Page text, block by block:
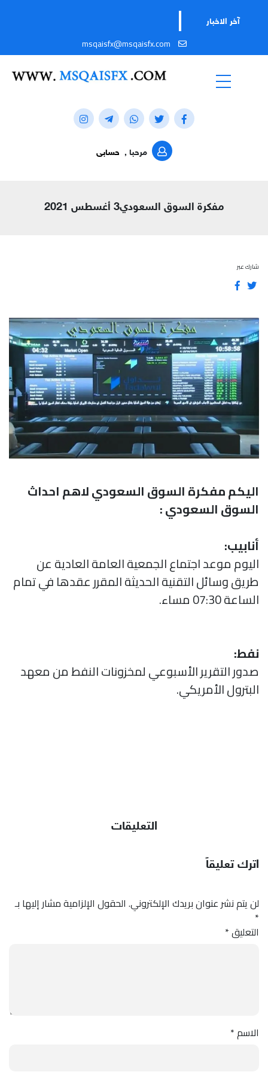
آخر الاخبار
msqaisfx@msqaisfx.com
مرحبا , حسابى
مفكرة السوق السعودي3 أغسطس 2021
شارك عبر
اليكم مفكرة السوق السعودي لاهم احداث
السوق السعودي :
أنابيب:
اليوم موعد اجتماع الجمعية العامة العادية عن
طريق وسائل التقنية الحديثة المقرر عقدها في تمام
الساعة 07:30 مساء.
نفط:
صدور التقرير الأسبوعي لمخزونات النفط من معهد
البترول الأمريكي.
التعليقات
اترك تعليقاً
لن يتم نشر عنوان بريدك الإلكتروني. الحقول الإلزامية مشار إليها بـ
*
التعليق*
الاسم*